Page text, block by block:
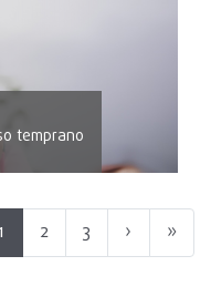
temprano
2 3 › »